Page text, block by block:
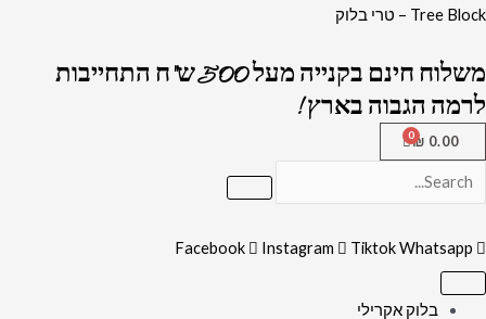
דילוג
Tree Block – טרי בלוק
משלוח חינם בקנייה מעל 500 ש"ח התחייבות
לרמה הגבוה בארץ !
0.00
₪
Facebook Instagram TiktokWhatsapp
בלוק אקרילי
כמות
2540
-
פטום
הקטורת
צבעונית
להדפסה
על